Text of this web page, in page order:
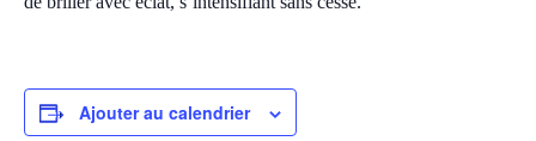
Ajouter au calendrier